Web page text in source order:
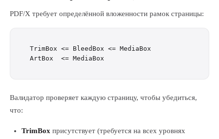
PDF/X требует определённой вложенности рамок страницы:
TrimBox <= BleedBox <= MediaBox
Валидатор проверяет каждую страницу, чтобы убедиться,
что:
TrimBox присутствует (требуется на всех уровнях